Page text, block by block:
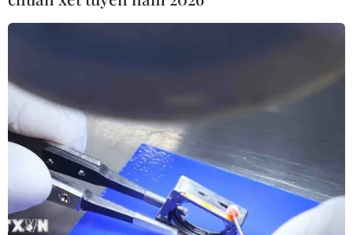
Toàn cảnh ASEAN Cup: Thái
Nhận định Philippines vs
Thái Lan: Madam Pang treo thưởng
tiền tỷ, "Voi chiến" quyết thắng
04/08/2026 09:19